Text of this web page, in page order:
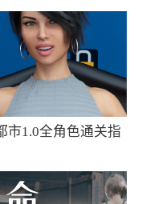
质感滤镜、丰富
效果，你可以根
帮助你轻松制作
齐全，就算是没
里有各种智能模
级的拍摄体验
市1.0全角色通关指